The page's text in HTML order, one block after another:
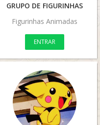
GRUPO DE FIGURINHAS
Figurinhas Animadas
ENTRAR